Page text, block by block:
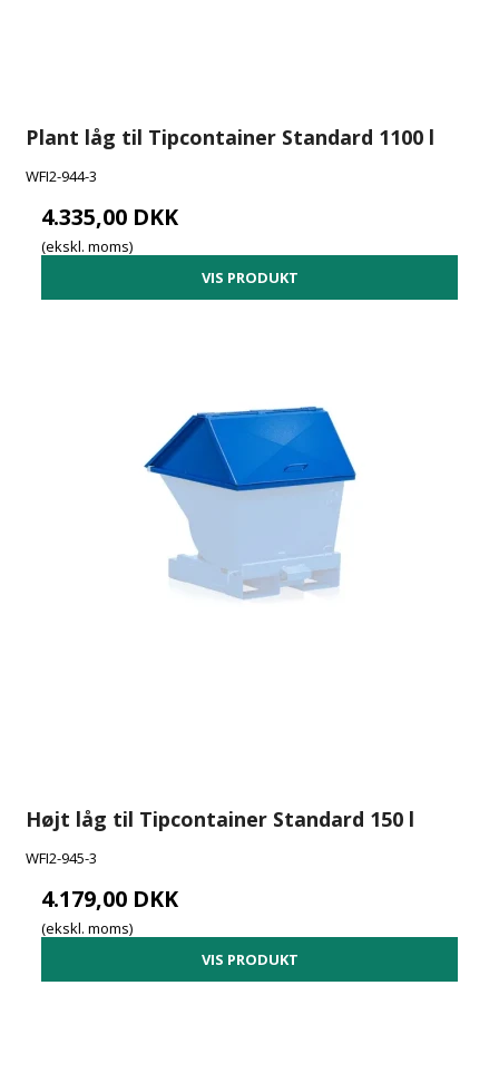
Plant låg til Tipcontainer Standard 1100 l
WFI2-944-3
4.335,00 DKK
(ekskl. moms)
VIS PRODUKT
Højt låg til Tipcontainer Standard 150 l
WFI2-945-3
4.179,00 DKK
(ekskl. moms)
VIS PRODUKT